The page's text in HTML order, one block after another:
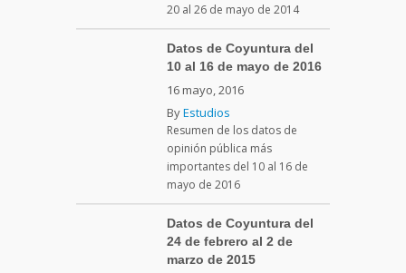
20 al 26 de mayo de 2014
Datos de Coyuntura del
10 al 16 de mayo de 2016
16 mayo, 2016
ByEstudios
Resumen de los datos de
opinión pública más
importantes del 10 al 16 de
mayo de 2016
Datos de Coyuntura del
24 de febrero al 2 de
marzo de 2015